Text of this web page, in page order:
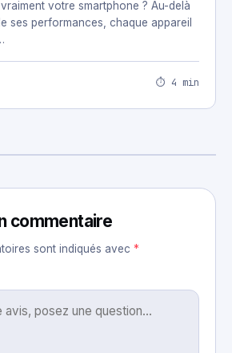
votre smartphone ? Au-delà
ses performances, chaque appareil
⏱ 4 min
commentaire
sont indiqués avec *